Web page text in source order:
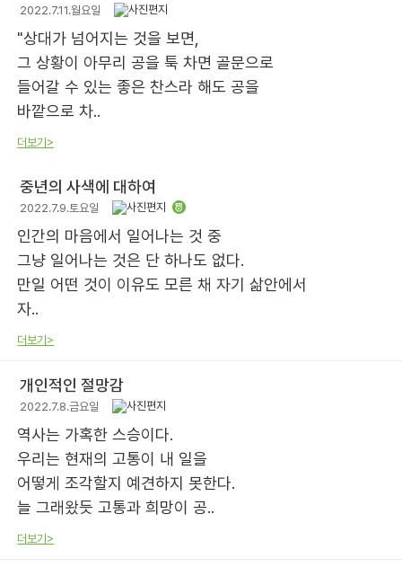
2022.7.11.월요일
"상대가 넘어지는 것을 보면,
그 상황이 아무리 공을 툭 차면 골문으로
들어갈 수 있는 좋은 찬스라 해도 공을
바깥으로 차..
더보기>
중년의 사색에 대하여
2022.7.9.토요일
인간의 마음에서 일어나는 것 중
그냥 일어나는 것은 단 하나도 없다.
만일 어떤 것이 이유도 모른 채 자기 삶안에서
자..
더보기>
개인적인 절망감
2022.7.8.금요일
역사는 가혹한 스승이다.
우리는 현재의 고통이 내 일을
어떻게 조각할지 예견하지 못한다.
늘 그래왔듯 고통과 희망이 공..
더보기>